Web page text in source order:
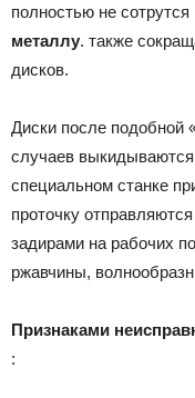
полностью не сотрутся
металлу. также
дисков.
Диски после подобной
случаев
специальном станке
проточку
задирами на рабочих
ржавчины,
Признаками
: